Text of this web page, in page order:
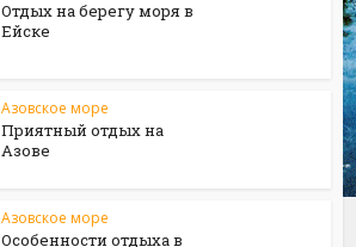
Отдых на берегу моря в
Ейске
Азовское море
Приятный отдых на
Азове
Азовское море
Особенности отдыха в